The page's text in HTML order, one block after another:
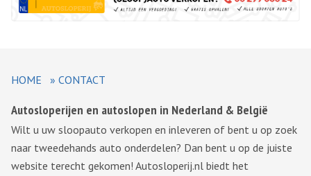
HOME » CONTACT
Autosloperijen en autoslopen in Nederland & België
Wilt u uw sloopauto verkopen en inleveren of bent u op zoek
naar tweedehands auto onderdelen? Dan bent u op de juiste
website terecht gekomen! Autosloperij.nl biedt het